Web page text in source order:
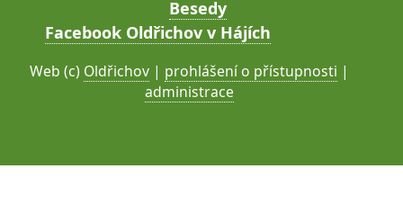
Besedy
Facebook Oldřichov v Hájích
Web (c) Oldřichov | prohlášení o přístupnosti |
administrace